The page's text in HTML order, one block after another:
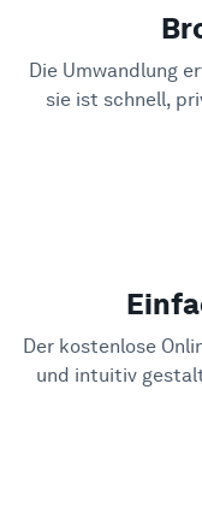
Die Umwandlung
sie ist schnell,
Der kostenlose
und intuitiv